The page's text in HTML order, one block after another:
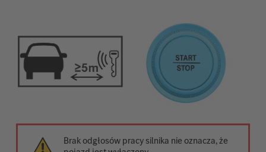
Brak odgłosów pracy silnika nie oznacza, że